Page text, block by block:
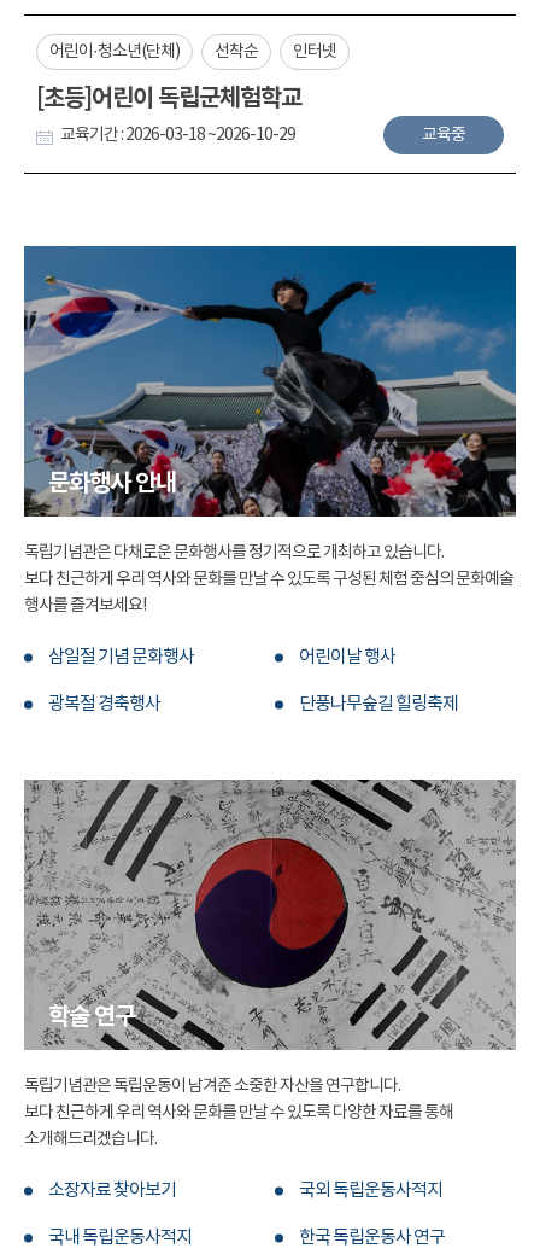
어린이·청소년(단체) 선착순 인터넷
[초등]어린이 독립군체험학교
교육기간 : 2026-03-18 ~2026-10-29 교육중
문화행사 안내
독립기념관은 다채로운 문화행사를 정기적으로 개최하고 있습니다.
보다 친근하게 우리 역사와 문화를 만날 수 있도록 구성된 체험 중심의 문화예술
행사를 즐겨보세요!
삼일절 기념 문화행사 어린이날 행사
광복절 경축행사 단풍나무숲길 힐링축제
학술 연구
독립기념관은 독립운동이 남겨준 소중한 자산을 연구합니다.
보다 친근하게 우리 역사와 문화를 만날 수 있도록 다양한 자료를 통해
소개해드리겠습니다.
소장자료 찾아보기 국외 독립운동사적지
국내 독립운동사적지 한국 독립운동사 연구